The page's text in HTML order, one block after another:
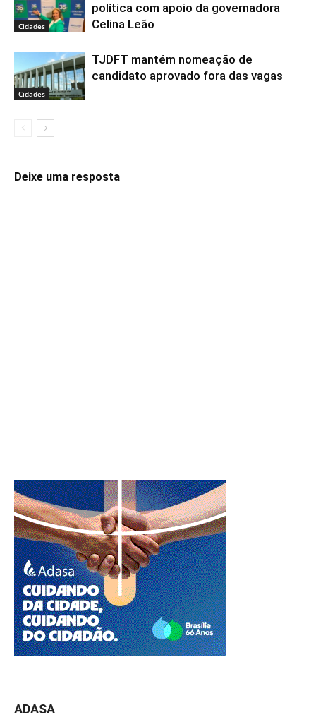
Cidades
política com apoio da governadora
Celina Leão
Cidades
TJDFT mantém nomeação de
candidato aprovado fora das vagas
Deixe uma resposta
ADASA